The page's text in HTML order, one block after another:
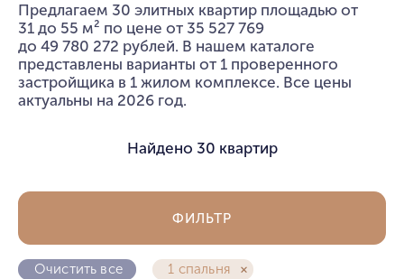
Предлагаем 30 элитных квартир площадью от
31 до 55 м² по цене от 35 527 769
до 49 780 272 рублей. В нашем каталоге
представлены варианты от 1 проверенного
застройщика в 1 жилом комплексе. Все цены
актуальны на 2026 год.
Найдено 30 квартир
Очистить все
1 спальня
ФИЛЬТР